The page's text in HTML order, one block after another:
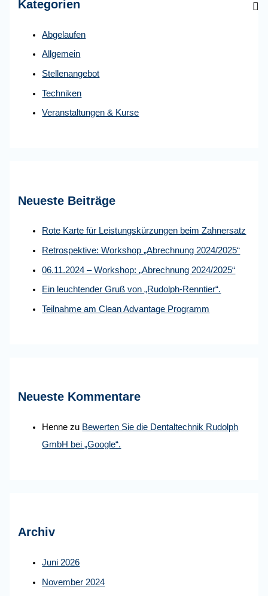
nKategorien
Abgelaufen
Allgemein
Stellenangebot
Techniken
Veranstaltungen & Kurse
Neueste Beiträge
Rote Karte für Leistungskürzungen beim Zahnersatz
Retrospektive: Workshop „Abrechnung 2024/2025“
06.11.2024 – Workshop: „Abrechnung 2024/2025“
Ein leuchtender Gruß von „Rudolph-Renntier“.
Teilnahme am Clean Advantage Programm
Neueste Kommentare
Henne zu Bewerten Sie die Dentaltechnik Rudolph
GmbH bei „Google“.
Archiv
Juni 2026
November 2024